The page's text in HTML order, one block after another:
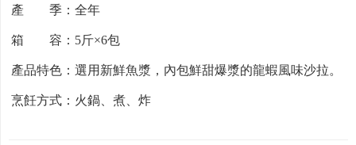
產 季：全年
箱 容：5斤×6包
產品特色：選用新鮮魚漿，內包鮮甜爆漿的龍蝦風味沙拉。
烹飪方式：火鍋、煮、炸